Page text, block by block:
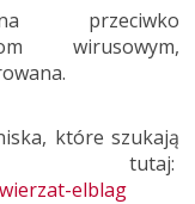
przeciwko
wirusowym,
które szukają
tutaj:
elblag